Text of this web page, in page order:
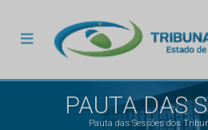
PAUTA DAS
Pauta das Sessões dos